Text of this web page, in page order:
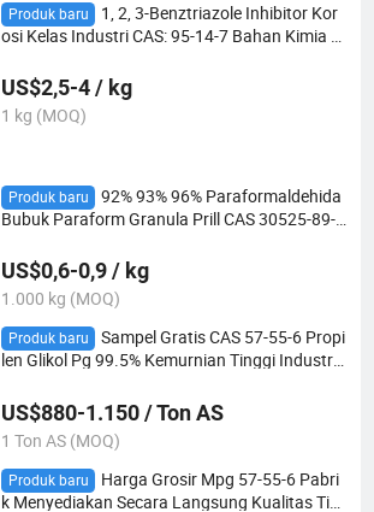
Produk baru
1, 2, 3-Benztriazole Inhibitor Kor
osi Kelas Industri CAS: 95-14-7 Bahan Kimia P
US$2,5-4 / kg
1 kg (MOQ)
Produk baru
92% 93% 96% Paraformaldehida
Bubuk Paraform Granula Prill CAS 30525-89-4
US$0,6-0,9 / kg
1.000 kg (MOQ)
Produk baru
Sampel Gratis CAS 57-55-6 Propi
len Glikol Pg 99.5% Kemurnian Tinggi Industri
US$880-1.150 / Ton AS
1 Ton AS (MOQ)
Produk baru
Harga Grosir Mpg 57-55-6 Pabri
k Menyediakan Secara Langsung Kualitas Tin